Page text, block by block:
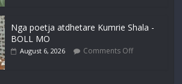
Nga poetja atdhetare Kumrie Shala -
BOLL MO
August 6, 2026 Comments Off